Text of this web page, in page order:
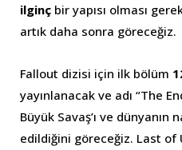
ilginç bir yapısı olması
artık daha sonra göreceğiz.
Fallout dizisi için ilk bölüm
yayınlanacak ve adı “The
Büyük Savaş’ı ve
edildiğini göreceğiz. Last of